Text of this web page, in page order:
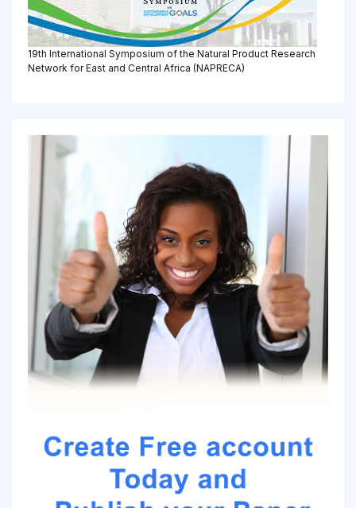
19th International Symposium of the Natural Product Research
Network for East and Central Africa (NAPRECA)